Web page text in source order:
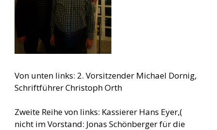
Von unten links: 2. Vorsitzender Michael Dornig,
Schriftführer Christoph Orth
Zweite Reihe von links: Kassierer Hans Eyer,(
nicht im Vorstand: Jonas Schönberger für die